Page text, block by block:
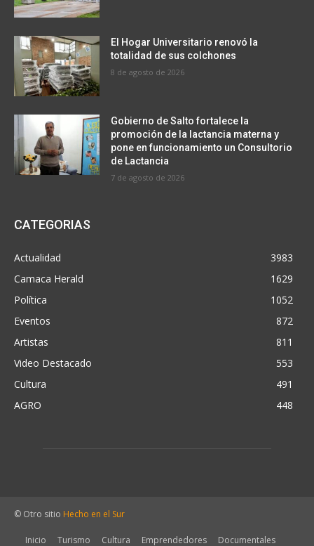
El Hogar Universitario renovó la
totalidad de sus colchones
8 de agosto de 2026
Gobierno de Salto fortalece la
promoción de la lactancia materna y
pone en funcionamiento un Consultorio
de Lactancia
7 de agosto de 2026
CATEGORIAS
Actualidad
3983
Camaca Herald
1629
Política
1052
Eventos
872
Artistas
811
Video Destacado
553
Cultura
491
AGRO
448
© Otro sitio Hecho en el Sur
Inicio Turismo Cultura Emprendedores Documentales